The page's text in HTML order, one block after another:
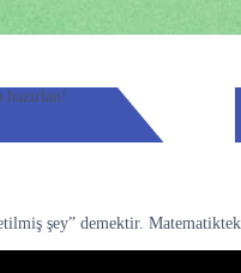
şey” demektir.